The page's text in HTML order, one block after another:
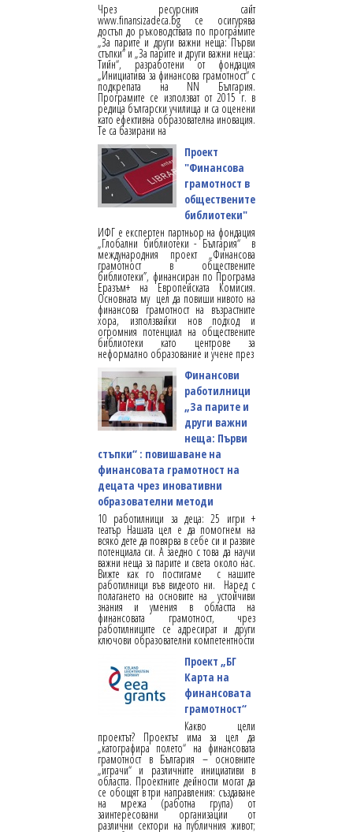
Чрез ресурсния сайт
www.finansizadeca.bg се осигурява
достъп до ръководствата по програмите
„За парите и други важни неща: Първи
стъпки“ и „За парите и други важни неща:
Тийн“, разработени от фондация
„Инициатива за финансова грамотност“ с
подкрепата на NN България.
Програмите се използват от 2015 г. в
редица български училища и са оценени
като ефективна образователна иновация.
Те са базирани на
Проект
"Финансова
грамотност в
обществените
библиотеки"
ИФГ е експертен партньор на фондация
„Глобални библиотеки - България“ в
международния проект „Финансова
грамотност в обществените
библиотеки”, финансиран по Програма
Еразъм+ на Европейската Комисия.
Основната му цел да повиши нивото на
финансова грамотност на възрастните
хора, използвайки нов подход и
огромния потенциал на обществените
библиотеки като центрове за
неформално образование и учене през
Финансови
работилници
„За парите и
други важни
неща: Първи
стъпки“ : повишаване на
финансовата грамотност на
децата чрез иновативни
образователни методи
10 работилници за деца: 25 игри +
театър Нашата цел е да помогнем на
всяко дете да повярва в себе си и развие
потенциала си. А заедно с това да научи
важни неща за парите и света около нас.
Вижте как го постигаме с нашите
работилници във видеото ни. Наред с
полагането на основите на устойчиви
знания и умения в областта на
финансовата грамотност, чрез
работилниците се адресират и други
ключови образователни компетентности
Проект „БГ
Карта на
финансовата
грамотност“
Какво цели
проектът? Проектът има за цел да
„катографира полето“ на финансовата
грамотност в България – основните
„играчи“ и различните инициативи в
областта. Проектните дейности могат да
се обощят в три направления: създаване
на мрежа (работна група) от
заинтересовани организации от
различни сектори на публичния живот;